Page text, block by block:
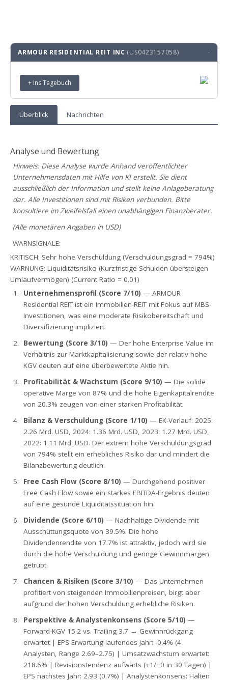
ARMOUR RESIDENTIAL REIT INC (US0423157058) ·
+ Ins Tagebuch
Überblick Nachrichten
Analyse und Bewertung
Hinweis: Diese Analyse wurde Anhand veröffentlichter
Unternehmensdaten mit Hilfe von KI erstellt. Sie dient
ausschließlich der Information und stellt keine Anlageberatung
dar. Alle Investitionen sind mit Risiken verbunden. Bitte
konsultiere im Zweifelsfall einen unabhängigen Finanzberater.
(Alle monetären Angaben in USD)
WARNSIGNALE:
KRITISCH: Sehr hohe Verschuldung (Verschuldungsgrad = 794%)
WARNUNG: Liquiditätsrisiko (Kurzfristige Schulden übersteigen
Umlaufvermögen) (Current Ratio = 0.01)
Unternehmensprofil (Score 7/10) — ARMOUR
Residential REIT ist ein Immobilien-REIT mit Fokus auf MBS-
Investitionen, was eine moderate Risikobereitschaft und
Diversifizierung impliziert.
Bewertung (Score 3/10) — Der hohe Enterprise Value im
Verhältnis zur Marktkapitalisierung sowie der relativ hohe
KGV deuten auf eine überbewertete Aktie hin.
Profitabilität & Wachstum (Score 9/10) — Die solide
operative Marge von 87% und die hohe Eigenkapitalrendite
von 20.3% zeugen von einer starken Profitabilität.
Bilanz & Verschuldung (Score 1/10) — EK-Verlauf: 2025:
2.26 Mrd. USD, 2024: 1.36 Mrd. USD, 2023: 1.27 Mrd. USD,
2022: 1.11 Mrd. USD. Der extrem hohe Verschuldungsgrad
von 794% stellt ein erhebliches Risiko dar und mindert die
Bilanzbewertung deutlich.
Free Cash Flow (Score 8/10) — Durchgehend positiver
Free Cash Flow sowie ein starkes EBITDA-Ergebnis deuten
auf eine gesunde Liquiditätssituation hin.
Dividende (Score 6/10) — Nachhaltige Dividende mit
Ausschüttungsquote von 39.5%. Die hohe
Dividendenrendite von 17.7% ist attraktiv, jedoch wird sie
durch die hohe Verschuldung und geringe Gewinnmargen
getrübt.
Chancen & Risiken (Score 3/10) — Das Unternehmen
profitiert von steigenden Immobilienpreisen, birgt aber
aufgrund der hohen Verschuldung erhebliche Risiken.
Perspektive & Analystenkonsens (Score 5/10) —
Forward-KGV 15.2 vs. Trailing 3.7 → Gewinnrückgang
erwartet | EPS-Erwartung laufendes Jahr: -0.4% (4
Analysten, Range 2.69–2.75) | Umsatzwachstum erwartet:
218.6% | Revisionstendenz aufwärts (+1/−0 in 30 Tagen) |
EPS nächstes Jahr: 2.93 (0.7%) | Analystenkonsens: Halten